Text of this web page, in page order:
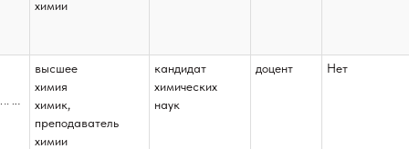
химии
высшее
химия
химик,
преподаватель
химии
кандидат
химических
наук
доцент Нет